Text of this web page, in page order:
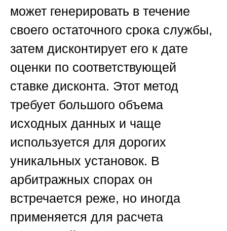
может генерировать в течение
своего остаточного срока службы,
затем дисконтирует его к дате
оценки по соответствующей
ставке дисконта. Этот метод
требует большого объема
исходных данных и чаще
используется для дорогих
уникальных установок. В
арбитражных спорах он
встречается реже, но иногда
применяется для расчета